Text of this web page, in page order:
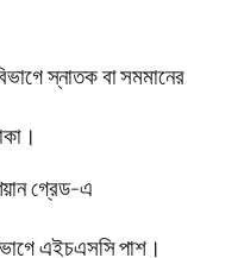
স্নাতক বা সমমানের
গ্রেড-এ
এইচএসসি পাশ।